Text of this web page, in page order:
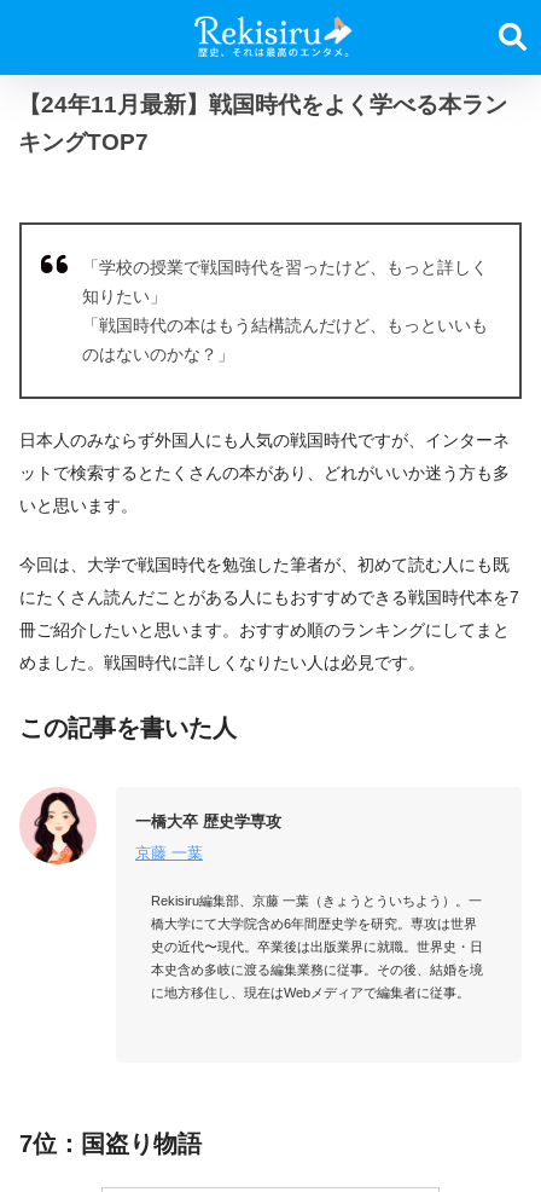
【24年11月最新】戦国時代をよく学べる本ラン
キングTOP7
「学校の授業で戦国時代を習ったけど、もっと詳しく
知りたい」
「戦国時代の本はもう結構読んだけど、もっといいも
のはないのかな？」
日本人のみならず外国人にも人気の戦国時代ですが、インターネ
ットで検索するとたくさんの本があり、どれがいいか迷う方も多
いと思います。
今回は、大学で戦国時代を勉強した筆者が、初めて読む人にも既
にたくさん読んだことがある人にもおすすめできる戦国時代本を7
冊ご紹介したいと思います。おすすめ順のランキングにしてまと
めました。戦国時代に詳しくなりたい人は必見です。
この記事を書いた人
一橋大卒 歴史学専攻
京藤 一葉
Rekisiru編集部、京藤 一葉（きょうとういちよう）。一
橋大学にて大学院含め6年間歴史学を研究。専攻は世界
史の近代〜現代。卒業後は出版業界に就職。世界史・日
本史含め多岐に渡る編集業務に従事。その後、結婚を境
に地方移住し、現在はWebメディアで編集者に従事。
7位：国盗り物語